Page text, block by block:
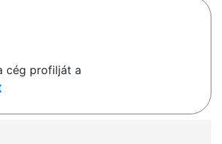
cég profilját a